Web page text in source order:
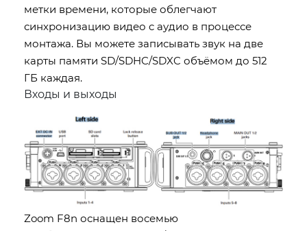
метки времени, которые облегчают
синхронизацию видео c аудио в процессе
монтажа. Вы можете записывать звук на две
карты памяти SD/SDHC/SDXC объёмом до 512
ГБ каждая.
Входы и выходы
Zoom F8n оснащен восемью